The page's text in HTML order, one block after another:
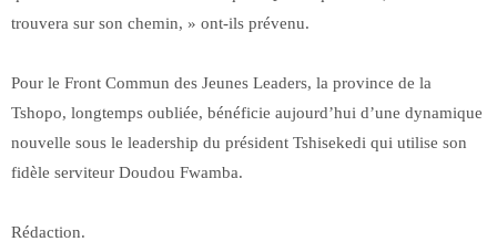
trouvera sur son chemin, » ont-ils prévenu.
Pour le Front Commun des Jeunes Leaders, la province de la
Tshopo, longtemps oubliée, bénéficie aujourd’hui d’une dynamique
nouvelle sous le leadership du président Tshisekedi qui utilise son
fidèle serviteur Doudou Fwamba.
Rédaction.